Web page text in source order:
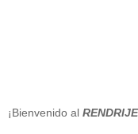
¡Bienvenido al